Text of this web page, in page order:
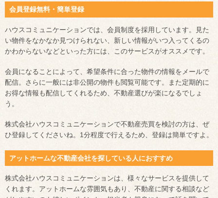
会員登録無料・簡単登録
ハウスコミュニケーションでは、会員制度を採用しています。見た
い物件をなかなか見つけられない、新しい情報がいつ入ってくるの
かわからないなどといった方には、このサービスがオススメです。
会員になることによって、希望条件に合った物件の情報をメールで
配信。さらに一般には非公開の物件も閲覧可能です。また定期的に
お得な情報も配信してくれるため、不動産選びが楽になるでしょ
う。
株式会社ハウスコミュニケーションで不動産売買を検討の方は、ぜ
ひ登録してくださいね。1分程度で行えるため、登録は簡単ですよ。
アットホームな不動産会社を探している人におすすめ
株式会社ハウスコミュニケーションは、様々なサービスを提供して
くれます。アットホームな雰囲気もあり、不動産に関する相談など